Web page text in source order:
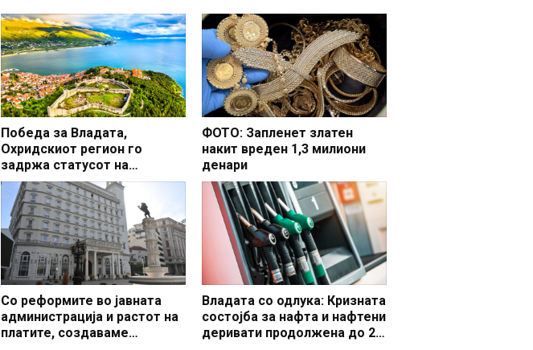
Победа за Владата,
Охридскиот регион го
задржа статусот на
заштитено светско културно
наследство
Со реформите во јавната
администрација и растот на
платите, создаваме
ФОТО: Запленет златен
накит вреден 1,3 милиони
денари
Владата со одлука: Кризната
состојба за нафта и нафтени
деривати продолжена до 20